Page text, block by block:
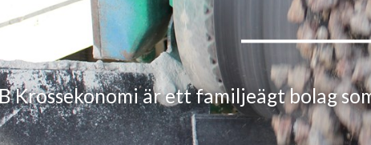
är ett familjeägt bolag som i